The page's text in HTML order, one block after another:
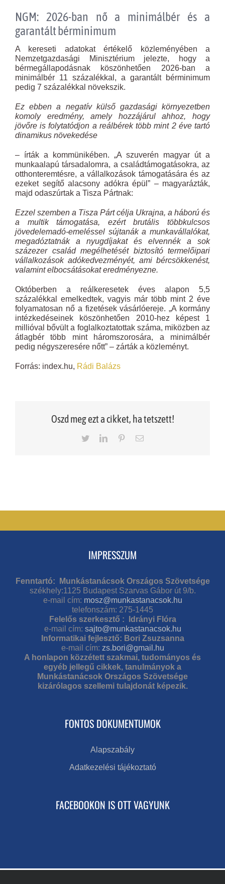
NGM: 2026-ban nő a minimálbér és a
garantált bérminimum
A kereseti adatokat értékelő közleményében a
Nemzetgazdasági Minisztérium jelezte, hogy a
bérmegállapodásnak köszönhetően 2026-ban a
minimálbér 11 százalékkal, a garantált bérminimum
pedig 7 százalékkal növekszik.
Ez ebben a negatív külső gazdasági környezetben
komoly eredmény, amely hozzájárul ahhoz, hogy
jövőre is folytatódjon a reálbérek több mint 2 éve tartó
dinamikus növekedése
– írták a kommünikében. „A szuverén magyar út a
munkaalapú társadalomra, a családtámogatásokra, az
otthonteremtésre, a vállalkozások támogatására és az
ezeket segítő alacsony adókra épül” – magyarázták,
majd odaszúrtak a Tisza Pártnak:
Ezzel szemben a Tisza Párt célja Ukrajna, a háború és
a multik támogatása, ezért brutális többkulcsos
jövedelemadó-emeléssel sújtanák a munkavállalókat,
megadóztatnák a nyugdíjakat és elvennék a sok
százezer család megélhetését biztosító termelőipari
vállalkozások adókedvezményét, ami bércsökkenést,
valamint elbocsátásokat eredményezne.
Októberben a reálkeresetek éves alapon 5,5
százalékkal emelkedtek, vagyis már több mint 2 éve
folyamatosan nő a fizetések vásárlóereje. „A kormány
intézkedéseinek köszönhetően 2010-hez képest 1
millióval bővült a foglalkoztatottak száma, miközben az
átlagbér több mint háromszorosára, a minimálbér
pedig négyszeresére nőtt” – zárták a közleményt.
Forrás: index.hu, Rádi Balázs
Oszd meg ezt a cikket, ha tetszett!
TwitterLinkedInPinterestEmail
IMPRESSZUM
Fenntartó: Munkástanácsok Országos Szövetsége
székhely:1125 Budapest Szarvas Gábor út 9/b.
e-mail cím: mosz@munkastanacsok.hu
telefonszám: 275-1445
Felelős szerkesztő : Idrányi Flóra
e-mail cím: sajto@munkastanacsok.hu
Informatikai fejlesztő: Bori Zsuzsanna
e-mail cím: zs.bori@gmail.hu
A honlapon közzétett szakmai, tudományos és
egyéb jellegű cikkek, tanulmányok a
Munkástanácsok Országos Szövetsége
kizárólagos szellemi tulajdonát képezik.
FONTOS DOKUMENTUMOK
Alapszabály
Adatkezelési tájékoztató
FACEBOOKON IS OTT VAGYUNK